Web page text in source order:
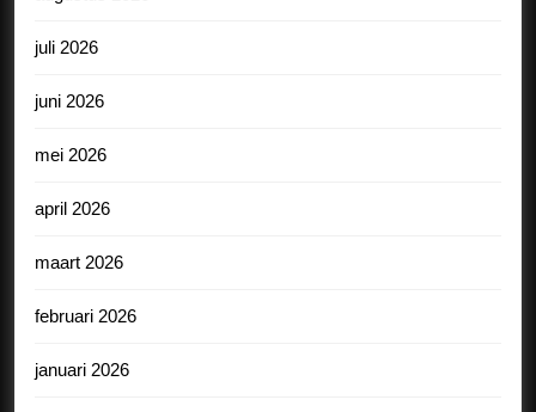
juli 2026
juni 2026
mei 2026
april 2026
maart 2026
februari 2026
januari 2026